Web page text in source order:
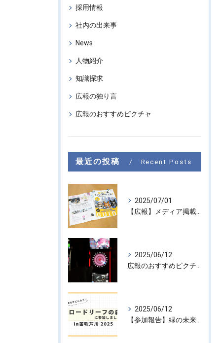
採用情報
社内の出来事
News
人物紹介
知識探求
広報の独り言
広報のおすすめピクチャ
最近の投稿 Recent Posts
2025/07/01
2025/06/12
2025/06/12